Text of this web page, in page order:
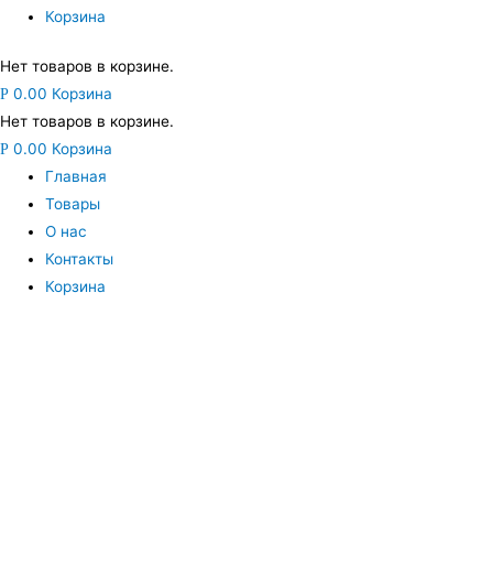
Корзина
Нет товаров в корзине.
Р 0.00 Корзина
Нет товаров в корзине.
Р 0.00 Корзина
Главная
Товары
О нас
Контакты
Корзина